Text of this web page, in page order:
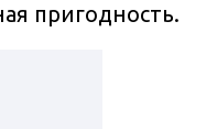
пригодность.